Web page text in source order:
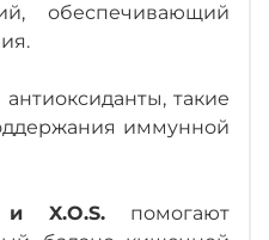
обеспечивающий
такие
иммунной
X.O.S.помогают